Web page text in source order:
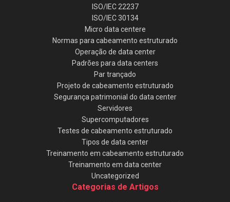
ISO/IEC 22237
ISO/IEC 30134
Micro data centere
Normas para cabeamento estruturado
Operação de data center
Padrões para data centers
Par trançado
Projeto de cabeamento estruturado
Segurança patrimonial do data center
Servidores
Supercomputadores
Testes de cabeamento estruturado
Tipos de data center
Treinamento em cabeamento estruturado
Treinamento em data center
Uncategorized
Categorias de Artigos